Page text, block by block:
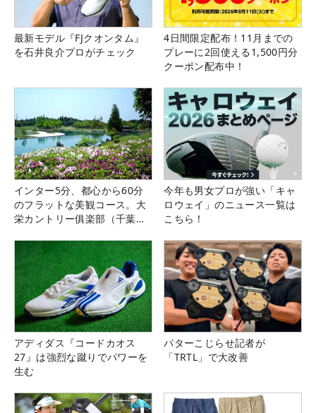
最新モデル『FJクオンタム』
を石井良介プロがチェック
4日間限定配布！11月までの
プレーに2回使える1,500円分
クーポン配布中！
インター5分、都心から60分
のフラットな美観コース。大
栄カントリー俱楽部（千葉
今年も男女プロが強い「キャ
ロウェイ」のニュース一覧は
こちら！
アディダス『コードカオス
27』は強烈な蹴りでパワーを
生む
パターこじらせ記者が
「TRTL」で大改善